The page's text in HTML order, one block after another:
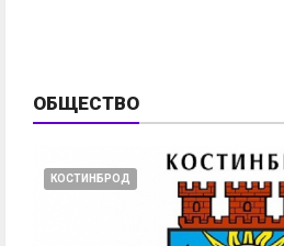
ОБЩЕСТВО
КОСТИНБРОД